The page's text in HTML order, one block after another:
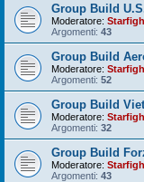
Group Build
Moderatore:
Argomenti: 43
Group Build
Moderatore:
Argomenti: 52
Group Build
Moderatore:
Argomenti: 32
Group Build
Moderatore:
Argomenti: 43